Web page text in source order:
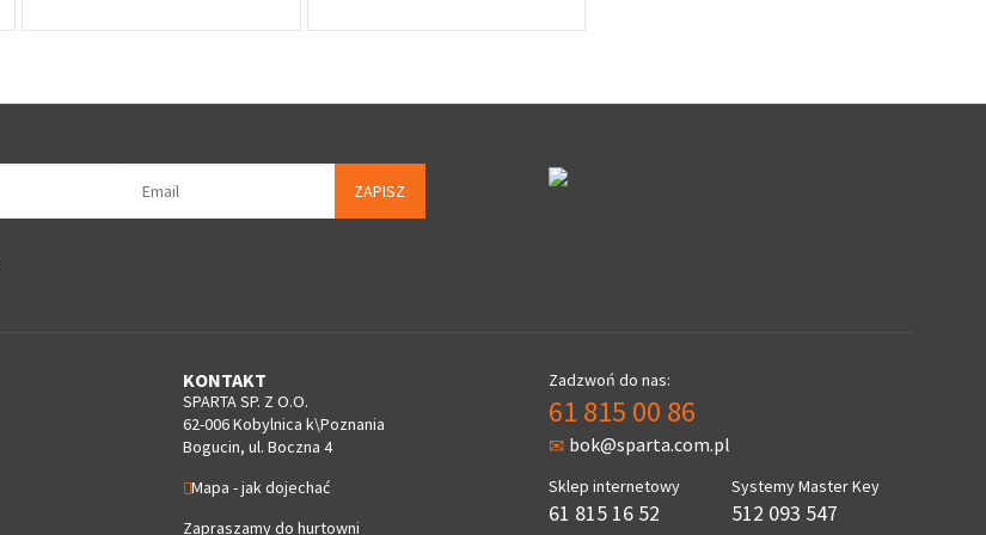
ZAPISZ
KONTAKT
SPARTA SP. Z O.O.
62-006 Kobylnica k\Poznania
Bogucin, ul. Boczna 4
Mapa - jak dojechać
Zapraszamy do hurtowni
Zadzwoń do nas:
61 815 00 86
bok@sparta.com.pl
Sklep internetowy
61 815 16 52
Systemy Master Key
512 093 547